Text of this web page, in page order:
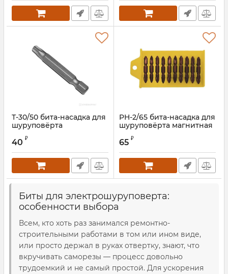
Т-30/50 бита-насадка для
шуруповёрта
Артикул:
40 ₽
PH-2/65 бита-насадка для
шуруповёрта магнитная
Артикул:
65 ₽
Биты для электрошуруповерта:
особенности выбора
Всем, кто хоть раз занимался ремонтно-
строительными работами в том или ином виде,
или просто держал в руках отвертку, знают, что
вкручивать саморезы — процесс довольно
трудоемкий и не самый простой. Для ускорения